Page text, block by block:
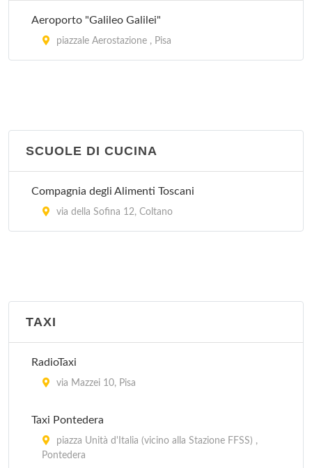
Aeroporto "Galileo Galilei"
piazzale Aerostazione , Pisa
SCUOLE DI CUCINA
Compagnia degli Alimenti Toscani
via della Sofina 12, Coltano
TAXI
RadioTaxi
via Mazzei 10, Pisa
Taxi Pontedera
piazza Unità d'Italia (vicino alla Stazione FFSS) ,
Pontedera